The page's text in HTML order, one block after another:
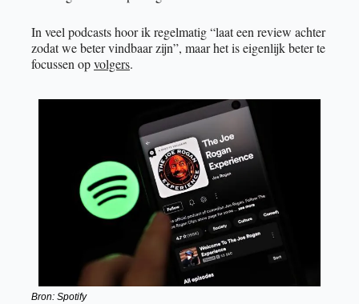
In veel podcasts hoor ik regelmatig “laat een review achter
zodat we beter vindbaar zijn”, maar het is eigenlijk beter te
focussen op volgers.
Bron: Spotify